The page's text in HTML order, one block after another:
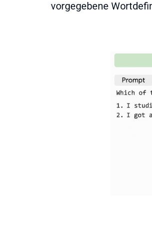
vorgegebene